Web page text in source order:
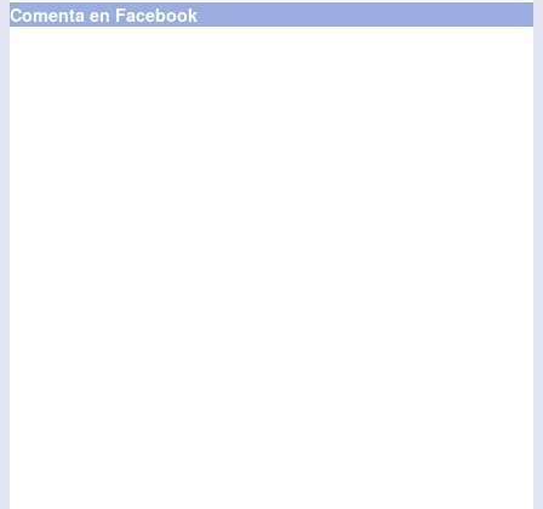
Comenta en Facebook